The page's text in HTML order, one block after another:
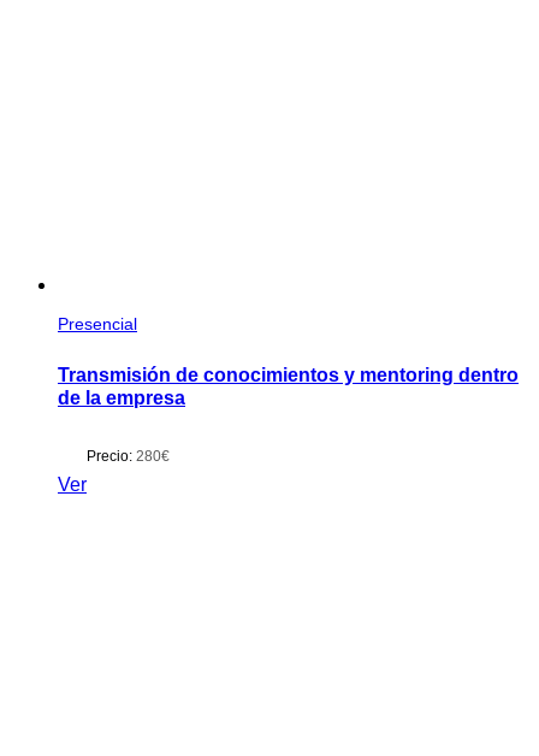
Presencial
Transmisión de conocimientos y mentoring dentro
de la empresa
Precio: 280€
Ver